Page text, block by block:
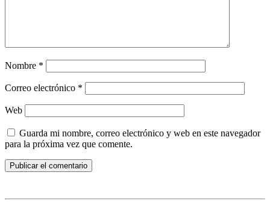
Nombre *
Correo electrónico *
Web
Guarda mi nombre, correo electrónico y web en este navegador
para la próxima vez que comente.